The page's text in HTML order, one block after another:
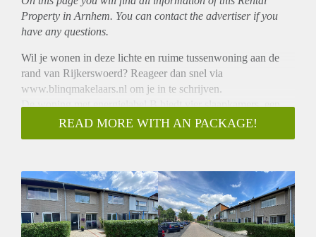
Property in Arnhem. You can contact the advertiser if you
have any questions.
Wil je wonen in deze lichte en ruime tussenwoning aan de
rand van Rijkerswoerd? Reageer dan snel via
www.blinqmakelaars.nl om je in te schrijven.
De woning met energielabel B biedt vier slaapkamers, een
ruime woonkamer met halfopen keuken en beschutte tuin met
vrijstaande houten berging welke op het zuidoosten gelegen
woonwijk met speelvoorzieningen, basisscholen, dichtbij de
internationale school, sportgelegenheden en een
winkelcentrum op steenworpafstand. De woning ligt aan de
rand van de wijk, grenzend aan Park Lingezegen, dat zich
READ MORE WITH AN PACKAGE!